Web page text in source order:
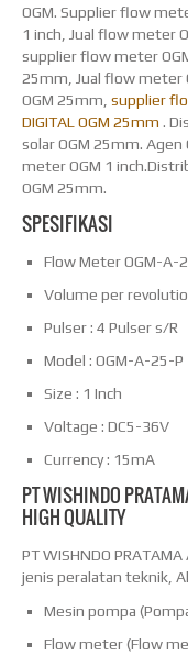
OGM. Supplier flow
1 inch, Jual flow meter
supplier flow meter
25mm, Jual flow meter
OGM 25mm, supplier
DIGITAL OGM 25mm .
solar OGM 25mm.
meter OGM 1
OGM 25mm.
SPESIFIKASI
Flow Meter OGM-A-
Volume per
Pulser : 4 Pulser s/R
Model : OGM-A-25-P
Size : 1 Inch
Voltage : DC5-36V
Currency : 15mA
PT WISHINDO
HIGH QUALITY
PT WISHNDO
jenis peralatan teknik,
Mesin pompa
Flow meter (Flow